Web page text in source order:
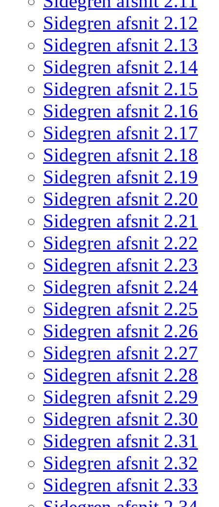
Sidegren afsnit 2.12
Sidegren afsnit 2.13
Sidegren afsnit 2.14
Sidegren afsnit 2.15
Sidegren afsnit 2.16
Sidegren afsnit 2.17
Sidegren afsnit 2.18
Sidegren afsnit 2.19
Sidegren afsnit 2.20
Sidegren afsnit 2.21
Sidegren afsnit 2.22
Sidegren afsnit 2.23
Sidegren afsnit 2.24
Sidegren afsnit 2.25
Sidegren afsnit 2.26
Sidegren afsnit 2.27
Sidegren afsnit 2.28
Sidegren afsnit 2.29
Sidegren afsnit 2.30
Sidegren afsnit 2.31
Sidegren afsnit 2.32
Sidegren afsnit 2.33